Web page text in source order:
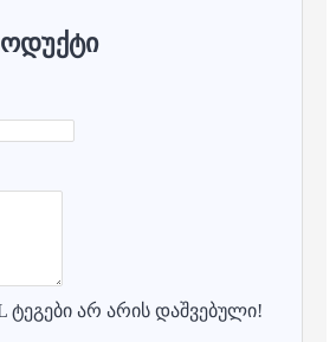
ტეგები არ არის დაშვებული!